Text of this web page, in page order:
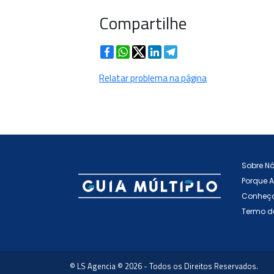
Compartilhe
FacebookWhatsApp
TwitterLinkedIn
Relatar problema na página
Sobre
Porque
Termo
© LS Agencia © 2026 - Todos os Direitos Reservados.